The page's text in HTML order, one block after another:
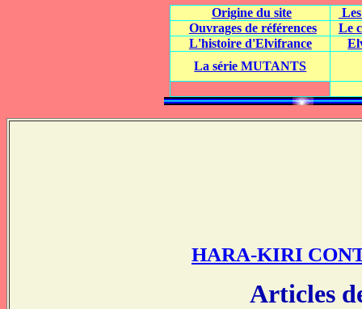
Origine du site
Ouvrages de références
Le
L'histoire d'Elvifrance
La série MUTANTS
HARA-KIRI
Articles